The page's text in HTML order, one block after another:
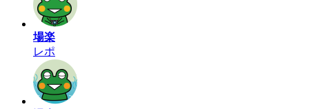
場楽
レポ